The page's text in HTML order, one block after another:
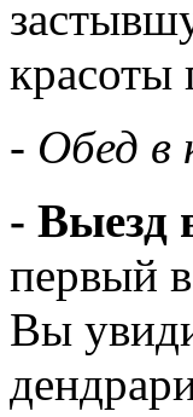
красоты
- Обед в
- Выезд
первый
Вы